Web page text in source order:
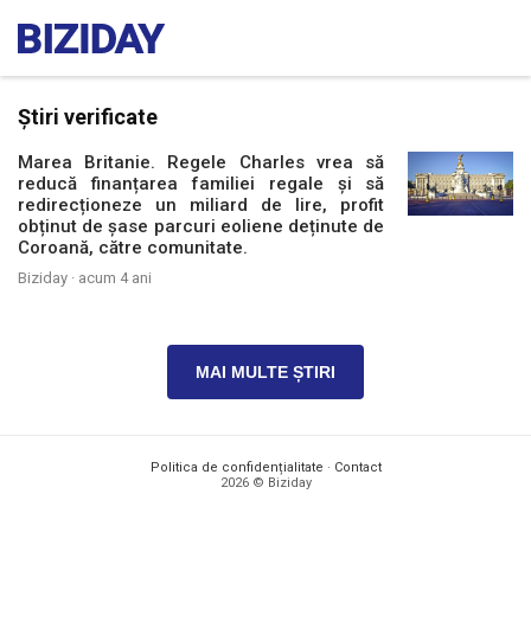
Știri verificate
Marea Britanie. Regele Charles vrea să
reducă finanțarea familiei regale și să
redirecționeze un miliard de lire, profit
obținut de șase parcuri eoliene deținute de
Coroană, către comunitate.
Biziday · acum 4 ani
MAI MULTE ȘTIRI
Politica de confidențialitate · Contact
2026 © Biziday